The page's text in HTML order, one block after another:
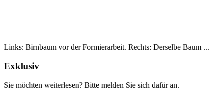
Links: Birnbaum vor der Formierarbeit. Rechts: Derselbe Baum ...
Exklusiv
Sie möchten weiterlesen? Bitte melden Sie sich dafür an.